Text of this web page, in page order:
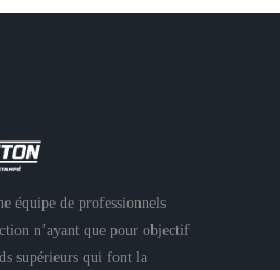
équipe de professionnels
n’ayant que pour objectif
supérieurs qui font la